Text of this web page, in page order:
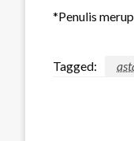
*Penulis
Tagged: